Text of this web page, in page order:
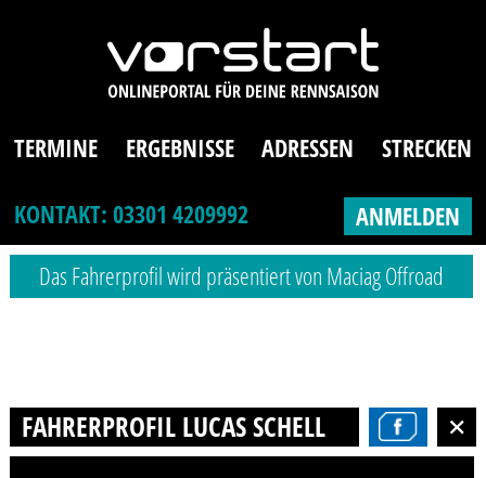
TERMINE ERGEBNISSE ADRESSEN
STRECKEN
KONTAKT: 03301 4209992
ANMELDEN
Das Fahrerprofil wird präsentiert von Maciag Offroad
FAHRERPROFIL LUCAS SCHELLING